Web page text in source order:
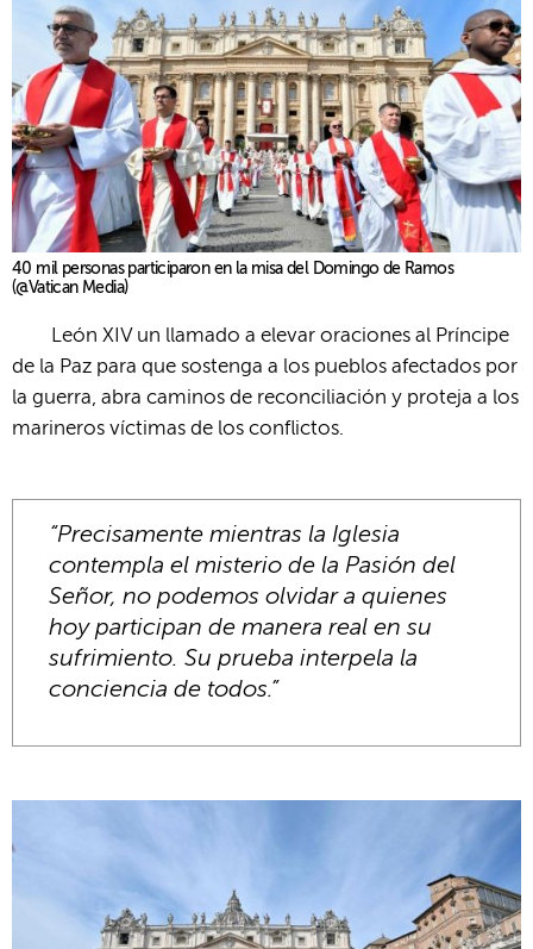
40 mil personas participaron en la misa del Domingo de Ramos
(@Vatican Media)
León XIV un llamado a elevar oraciones al Príncipe
de la Paz para que sostenga a los pueblos afectados por
la guerra, abra caminos de reconciliación y proteja a los
marineros víctimas de los conflictos.
“Precisamente mientras la Iglesia
contempla el misterio de la Pasión del
Señor, no podemos olvidar a quienes
hoy participan de manera real en su
sufrimiento. Su prueba interpela la
conciencia de todos.”